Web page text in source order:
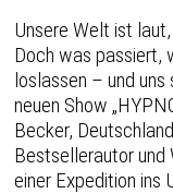
Unsere Welt ist
Doch was passiert,
loslassen – und
neuen Show
Becker,
Bestsellerautor und
einer Expedition ins